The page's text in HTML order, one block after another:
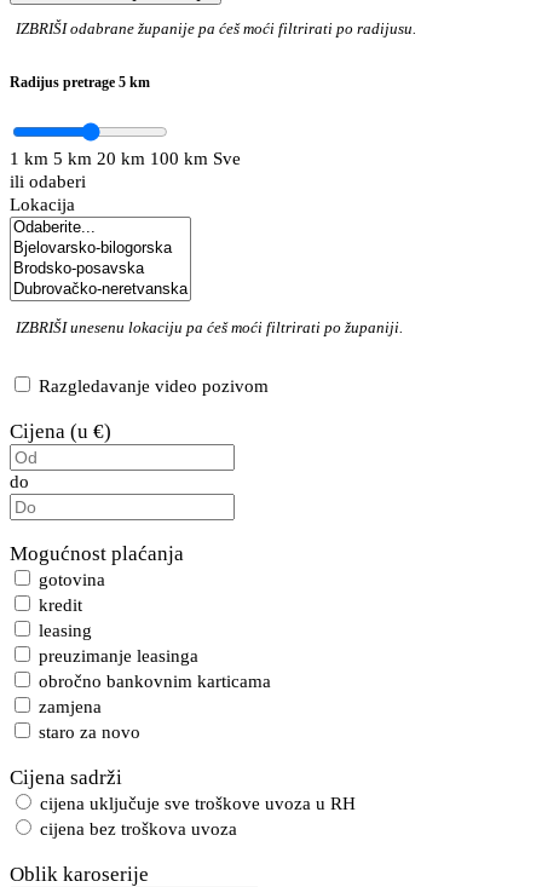
IZBRIŠIodabrane županije pa ćeš moći filtrirati po radijusu.
Radijus pretrage 5 km
1 km 5 km 20 km 100 km Sve
ili odaberi
Lokacija
IZBRIŠIunesenu lokaciju pa ćeš moći filtrirati po županiji.
Razgledavanje video pozivom
Cijena (u €)
do
Mogućnost plaćanja
gotovina
kredit
leasing
preuzimanje leasinga
obročno bankovnim karticama
zamjena
staro za novo
Cijena sadrži
cijena uključuje sve troškove uvoza u RH
cijena bez troškova uvoza
Oblik karoserije